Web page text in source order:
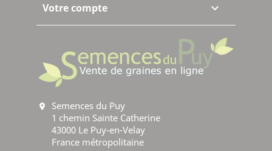
Votre compte 
location_on
Semences du Puy
1 chemin Sainte Catherine
43000 Le Puy-en-Velay
France métropolitaine